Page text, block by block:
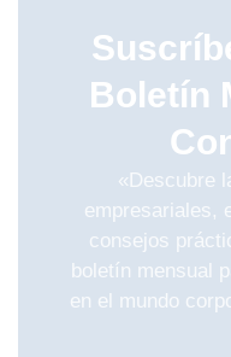
Boletín
«Descubre
empresariales,
consejos
boletín mensual
en el mundo